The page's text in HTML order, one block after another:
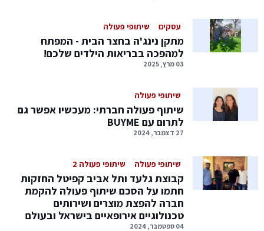
עסקים שיתופי פעולה
מתקן נינג'ה בחצר הבית - המפתח
למהפכה בבריאות הילדים שלכם!
03 מרץ, 2025
שיתופי פעולה
שיתוף פעולה חברתי: מעכשיו אפשר גם
לתרום עם BUYME
27 דצמבר, 2024
שיתופי פעולה שיתופי פעולה 2
קבוצת גלעד ותל אביב קפיטל החזקות
חתמו על הסכם שיתוף פעולה להקמת
חברה להפצת מוצרים ושירותים
טכנולוגיים אירופאיים בישראל ובעולם
04 ספטמבר, 2024